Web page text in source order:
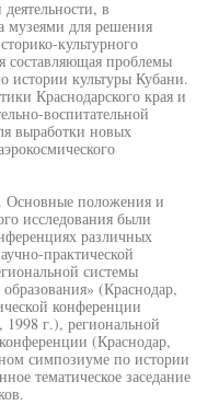
в
музеями для решения
культурного
составляющая проблемы
истории культуры Кубани.
Краснодарского края и
воспитательной
выработки новых
Основные положения и
исследования были
различных
практической
системы
(Краснодар,
конференции
1998 г.), региональной
(Краснодар,
симпозиуме по истории
тематическое заседание